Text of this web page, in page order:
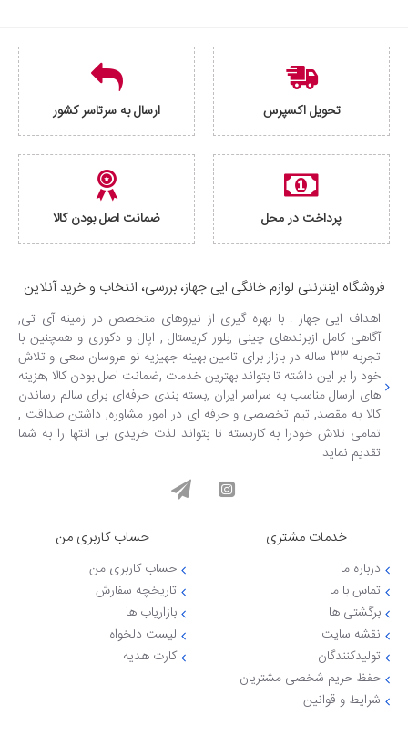
تحویل اکسپرس ارسال به سرتاسر کشور
پرداخت در محل ضمانت اصل بودن کالا
فروشگاه اینترنتی لوازم خانگی ایی جهاز، بررسی، انتخاب و خرید آنلاین
اهداف ایی جهاز : با بهره گیری از نیروهای متخصص در زمینه آی تی,
آگاهی کامل ازبرندهای چینی ,بلور کریستال , اپال و دکوری و همچنین با
تجربه 33 ساله در بازار برای تامین بهینه جهیزیه نو عروسان سعی و تلاش
خود را بر این داشته تا بتواند بهترین خدمات ,ضمانت اصل بودن کالا ,هزینه
های ارسال مناسب به سراسر ایران ,بسته بندی حرفه‌ای برای سالم رساندن
کالا به مقصد, تیم تخصصی و حرفه ای در امور مشاوره, داشتن صداقت ,
تمامی تلاش خودرا به کاربسته تا بتواند لذت خریدی بی انتها را به شما
تقدیم نماید
خدمات مشتری
درباره ما
تماس با ما
برگشتی ها
نقشه سایت
تولیدکنندگان
حفظ حریم شخصی مشتریان
شرایط و قوانین
حساب کاربری من
حساب کاربری من
تاریخچه سفارش
بازاریاب ها
لیست دلخواه
کارت هدیه